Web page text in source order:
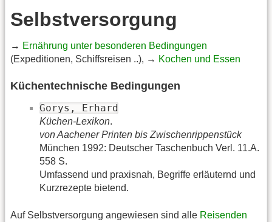
Selbstversorgung
→ Ernährung unter besonderen Bedingungen
(Expeditionen, Schiffsreisen ..), → Kochen und Essen
Küchentechnische Bedingungen
Gorys, Erhard
Küchen-Lexikon.
von Aachener Printen bis Zwischenrippenstück
München 1992: Deutscher Taschenbuch Verl. 11.A.
558 S.
Umfassend und praxisnah, Begriffe erläuternd und
Kurzrezepte bietend.
Auf Selbstversorgung angewiesen sind alle Reisenden